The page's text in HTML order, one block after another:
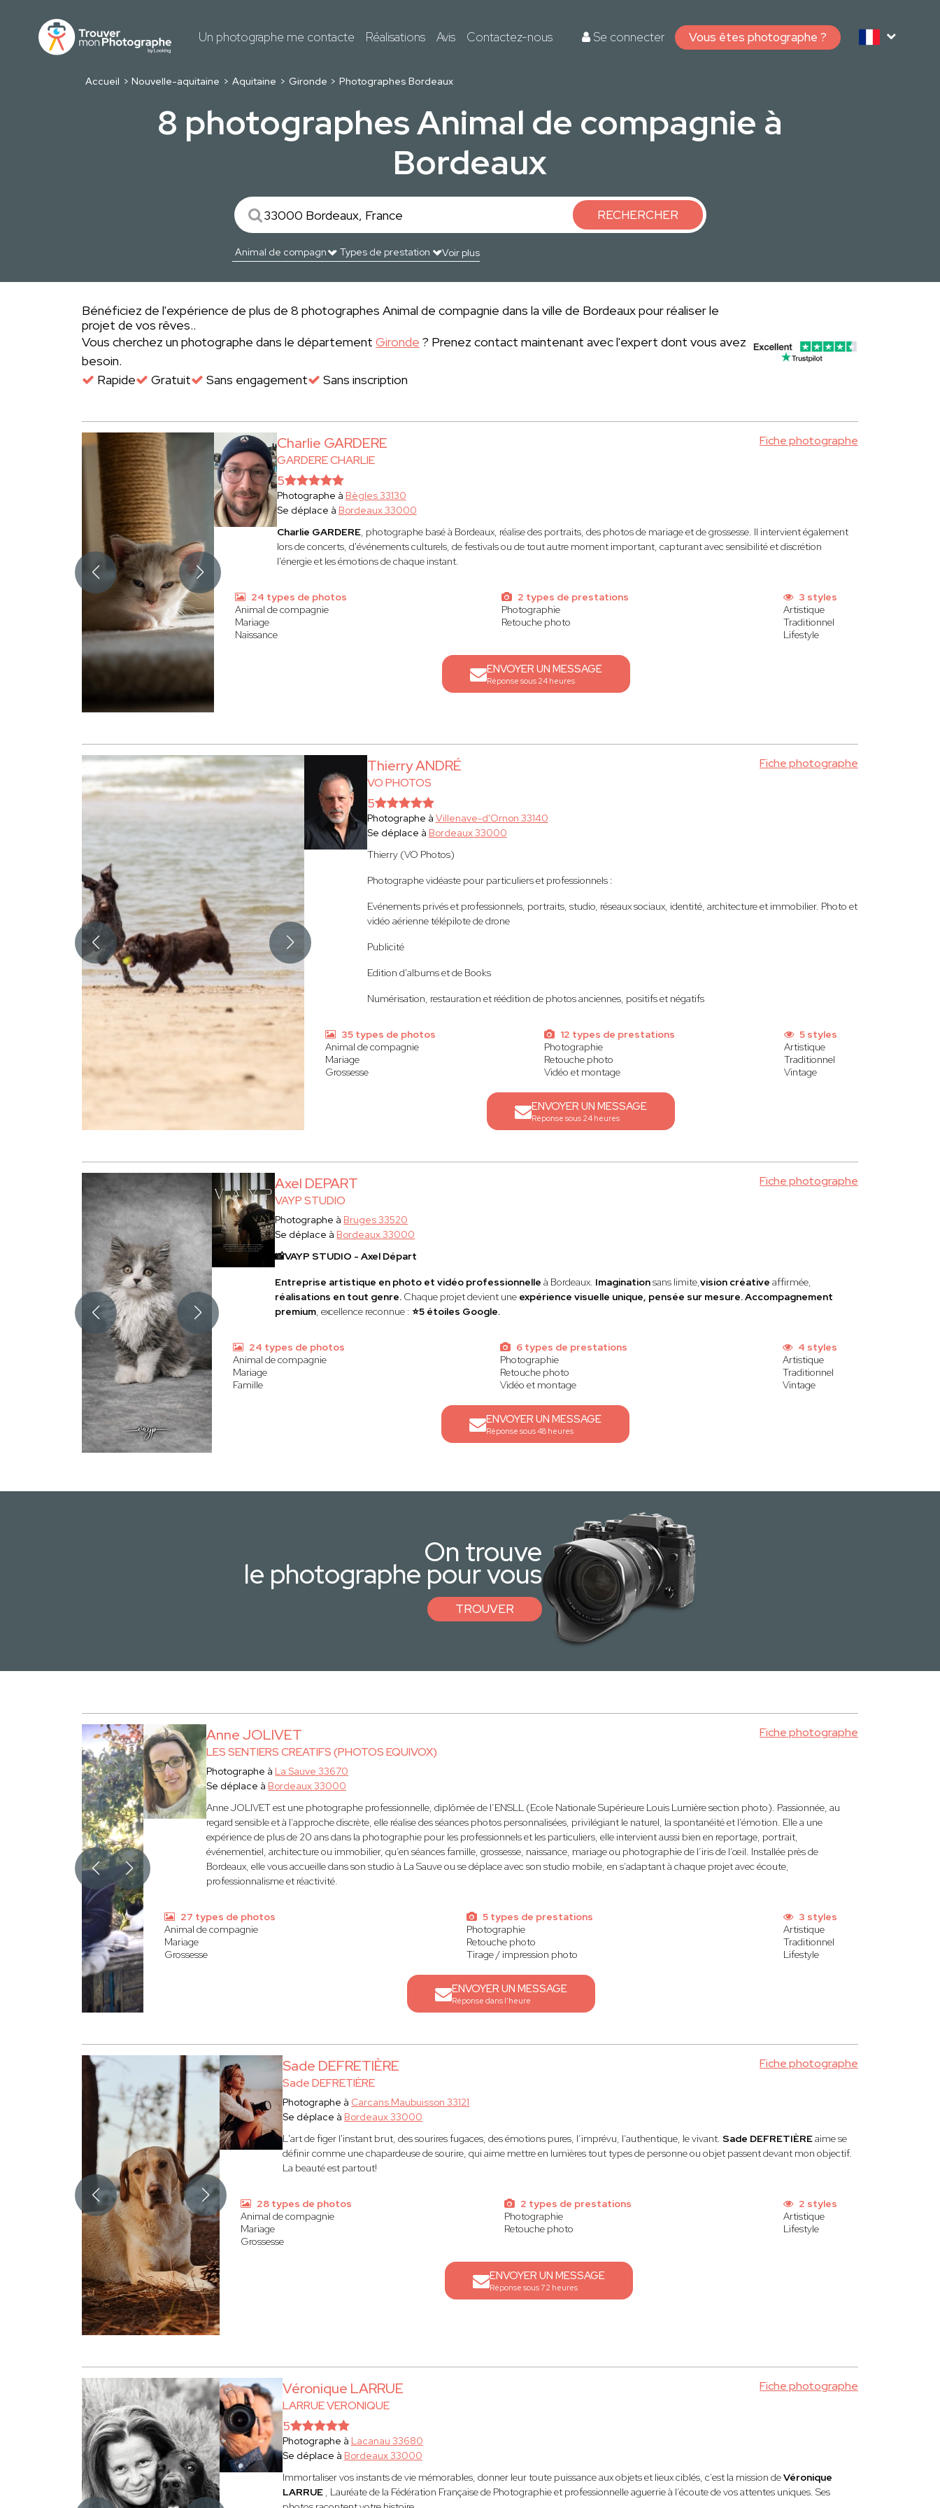
Un photographe me contacte Réalisations Avis Contactez-nous Se connecter Vous êtes photographe ?
Accueil Nouvelle-aquitaine Aquitaine Gironde Photographes Bordeaux
8 photographes Animal de compagnie à
Bordeaux
RECHERCHER
Voir plus
Bénéficiez de l'expérience de plus de 8 photographes Animal de compagnie dans la ville de Bordeaux pour réaliser le
projet de vos rêves..
Vous cherchez un photographe dans le département Gironde ? Prenez contact maintenant avec l'expert dont vous avez
besoin.
Rapide
Gratuit Sans engagement Sans inscription
Charlie GARDERE
GARDERE CHARLIE
Fiche photographe
5
Photographe à Bègles 33130
Se déplace à Bordeaux 33000
Charlie GARDERE, photographe basé à Bordeaux, réalise des portraits, des photos de mariage et de grossesse. Il intervient également
lors de concerts, d'événements culturels, de festivals ou de tout autre moment important, capturant avec sensibilité et discrétion
l'énergie et les émotions de chaque instant.
24 types de photos
Animal de compagnie
Mariage
Naissance
2 types de prestations
Photographie
Retouche photo
3 styles
Artistique
Traditionnel
Lifestyle
ENVOYER UN MESSAGE
Réponse sous 24 heures
Thierry ANDRÉ
VO PHOTOS
Fiche photographe
5
Photographe à Villenave-d'Ornon 33140
Se déplace à Bordeaux 33000
Thierry (VO Photos)
Photographe vidéaste pour particuliers et professionnels :
Evénements privés et professionnels, portraits, studio, réseaux sociaux, identité, architecture et immobilier. Photo et
vidéo aérienne télépilote de drone
Publicité
Edition d'albums et de Books
Numérisation, restauration et réédition de photos anciennes, positifs et négatifs
35 types de photos
Animal de compagnie
Mariage
Grossesse
12 types de prestations
Photographie
Retouche photo
Vidéo et montage
5 styles
Artistique
Traditionnel
Vintage
ENVOYER UN MESSAGE
Réponse sous 24 heures
Axel DEPART
VAYP STUDIO
Fiche photographe
Photographe à Bruges 33520
Se déplace à Bordeaux 33000
📸VAYP STUDIO - Axel Départ
Entreprise artistique en photo et vidéo professionnelle à Bordeaux. Imaginationsans limite,vision créativeaffirmée,
réalisations en tout genre. Chaque projet devient une expérience visuelle unique, pensée sur mesure. Accompagnement
premium, excellence reconnue : ⭐️5 étoiles Google.
24 types de photos
Animal de compagnie
Mariage
Famille
6 types de prestations
Photographie
Retouche photo
Vidéo et montage
4 styles
Artistique
Traditionnel
Vintage
ENVOYER UN MESSAGE
Réponse sous 48 heures
On trouve
le photographe pour vous
TROUVER
Anne JOLIVET
LES SENTIERS CREATIFS (PHOTOS EQUIVOX)
Fiche photographe
Photographe à La Sauve 33670
Se déplace à Bordeaux 33000
Anne JOLIVET est une photographe professionnelle, diplômée de l’ENSLL (Ecole Nationale Supérieure Louis Lumière section photo). Passionnée, au
regard sensible et à l’approche discrète, elle réalise des séances photos personnalisées, privilégiant le naturel, la spontanéité et l’émotion. Elle a une
expérience de plus de 20 ans dans la photographie pour les professionnels et les particuliers, elle intervient aussi bien en reportage, portrait,
événementiel, architecture ou immobilier, qu’en séances famille, grossesse, naissance, mariage ou photographie de l’iris de l’œil. Installée près de
Bordeaux, elle vous accueille dans son studio à La Sauve ou se déplace avec son studio mobile, en s’adaptant à chaque projet avec écoute,
professionnalisme et réactivité.
27 types de photos
Animal de compagnie
Mariage
Grossesse
5 types de prestations
Photographie
Retouche photo
Tirage / impression photo
3 styles
Artistique
Traditionnel
Lifestyle
ENVOYER UN MESSAGE
Réponse dans l'heure
Sade DEFRETIÈRE
Sade DEFRETIÈRE
Fiche photographe
Photographe à Carcans Maubuisson 33121
Se déplace à Bordeaux 33000
L'art de figer l'instant brut, des sourires fugaces, des émotions pures, l’imprévu, l’authentique, le vivant.Sade DEFRETIÈREaime se
définir comme une chapardeuse de sourire, qui aime mettre en lumières tout types de personne ou objet passent devant mon objectif.
La beauté est partout!
28 types de photos
Animal de compagnie
Mariage
Grossesse
2 types de prestations
Photographie
Retouche photo
2 styles
Artistique
Lifestyle
ENVOYER UN MESSAGE
Réponse sous 72 heures
Véronique LARRUE
LARRUE VERONIQUE
Fiche photographe
5
Photographe à Lacanau 33680
Se déplace à Bordeaux 33000
Immortaliser vos instants de vie mémorables, donner leur toute puissance aux objets et lieux ciblés, c’est la mission deVéronique
LARRUE , Lauréate de la Fédération Française de Photographie et professionnelle aguerrie à l’écoute de vos attentes uniques. Ses